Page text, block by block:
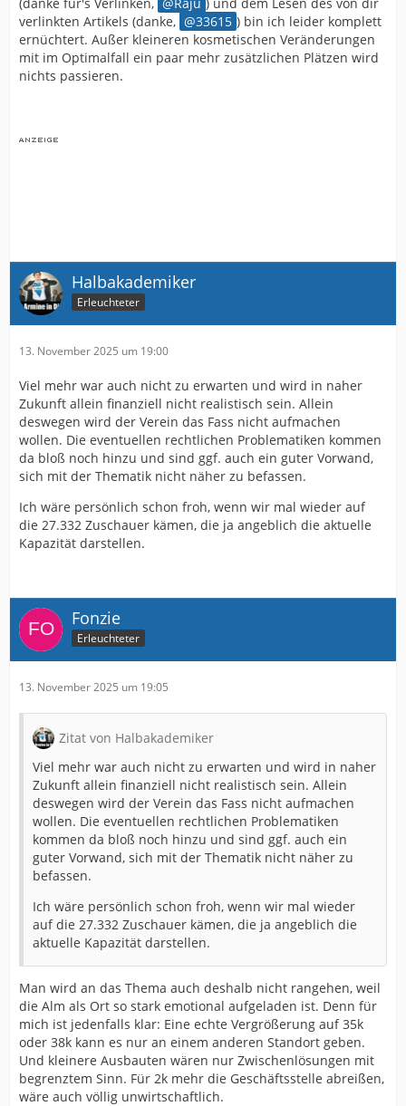
verlinkten Artikels (danke,
33615 ) bin ich leider komplett
ernüchtert. Außer kleineren kosmetischen Veränderungen
mit im Optimalfall ein paar mehr zusätzlichen Plätzen wird
nichts passieren.
Halbakademiker
Erleuchteter
13. November 2025 um 19:00
Viel mehr war auch nicht zu erwarten und wird in naher
Zukunft allein finanziell nicht realistisch sein. Allein
deswegen wird der Verein das Fass nicht aufmachen
wollen. Die eventuellen rechtlichen Problematiken kommen
da bloß noch hinzu und sind ggf. auch ein guter Vorwand,
sich mit der Thematik nicht näher zu befassen.
Ich wäre persönlich schon froh, wenn wir mal wieder auf
die 27.332 Zuschauer kämen, die ja angeblich die aktuelle
Kapazität darstellen.
Fonzie
Erleuchteter
13. November 2025 um 19:05
Zitat von Halbakademiker
Viel mehr war auch nicht zu erwarten und wird in naher
Zukunft allein finanziell nicht realistisch sein. Allein
deswegen wird der Verein das Fass nicht aufmachen
wollen. Die eventuellen rechtlichen Problematiken
kommen da bloß noch hinzu und sind ggf. auch ein
guter Vorwand, sich mit der Thematik nicht näher zu
befassen.
Ich wäre persönlich schon froh, wenn wir mal wieder
auf die 27.332 Zuschauer kämen, die ja angeblich die
aktuelle Kapazität darstellen.
Man wird an das Thema auch deshalb nicht rangehen, weil
die Alm als Ort so stark emotional aufgeladen ist. Denn für
mich ist jedenfalls klar: Eine echte Vergrößerung auf 35k
oder 38k kann es nur an einem anderen Standort geben.
Und kleinere Ausbauten wären nur Zwischenlösungen mit
begrenztem Sinn. Für 2k mehr die Geschäftsstelle abreißen,
wäre auch völlig unwirtschaftlich.